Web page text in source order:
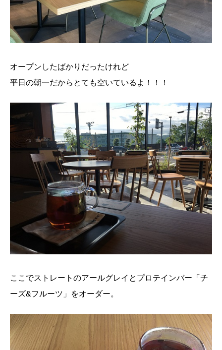
オープンしたばかりだったけれど
平日の朝一だからとても空いているよ！！！
ここでストレートのアールグレイとプロテインバー「チ
ーズ&フルーツ」をオーダー。